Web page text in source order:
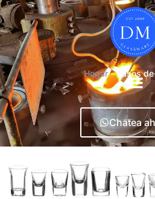
Chatea
Hogar-Vasos